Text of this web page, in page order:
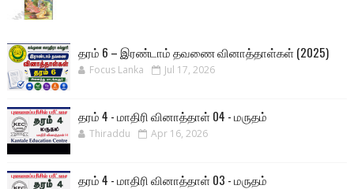
தரம் 6 – இரண்டாம் தவணை வினாத்தாள்கள் (2025)
Focus Lanka Jul 17, 2026
தரம் 4 - மாதிரி வினாத்தாள் 04 - மருதம்
Thiraddu Apr 16, 2026
தரம் 4 - மாதிரி வினாத்தாள் 03 - மருதம்